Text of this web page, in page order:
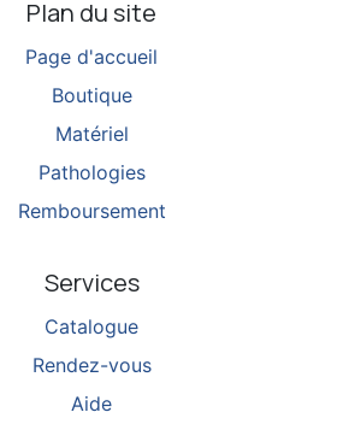
Plan du site
Page d'accueil
Boutique
Matériel
Pathologies
Remboursement
Services
Catalogue
Rendez-vous
Aide